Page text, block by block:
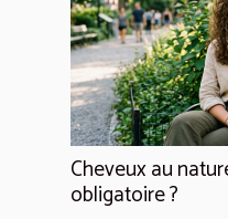
Cheveux au
obligatoire ?